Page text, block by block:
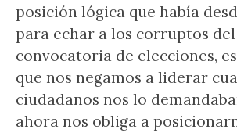
posición lógica que había
para echar a los corruptos
convocatoria de elecciones,
que nos negamos a liderar
ciudadanos nos lo
ahora nos obliga a